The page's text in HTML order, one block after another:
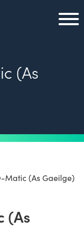
(As
Matic (As Gaeilge)
(As